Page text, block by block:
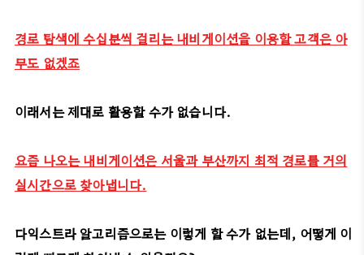
경로 탐색에 수십분씩 걸리는 내비게이션을 이용할 고객은 아
무도 없겠죠
이래서는 제대로 활용할 수가 없습니다.
요즘 나오는 내비게이션은 서울과 부산까지 최적 경로를 거의
실시간으로 찾아냅니다.
다익스트라 알고리즘으로는 이렇게 할 수가 없는데, 어떻게 이